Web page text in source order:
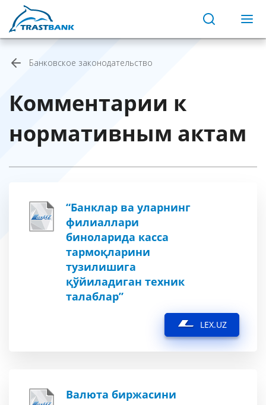
Банковское законодательство
Комментарии к
нормативным актам
“Банклар ва уларнинг
филиаллари
биноларида касса
тармоқларини
тузилишига
қўйиладиган техник
талаблар”
LEX.UZ
Валюта биржасини